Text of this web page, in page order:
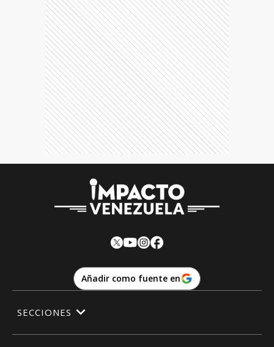
Añadir como fuente en
SECCIONES